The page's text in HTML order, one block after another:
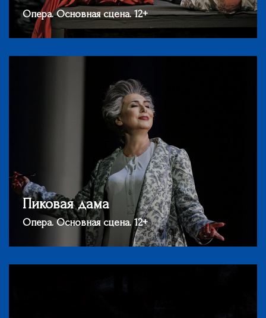
Опера. Основная сцена. 12+
Пиковая дама
Опера. Основная сцена. 12+